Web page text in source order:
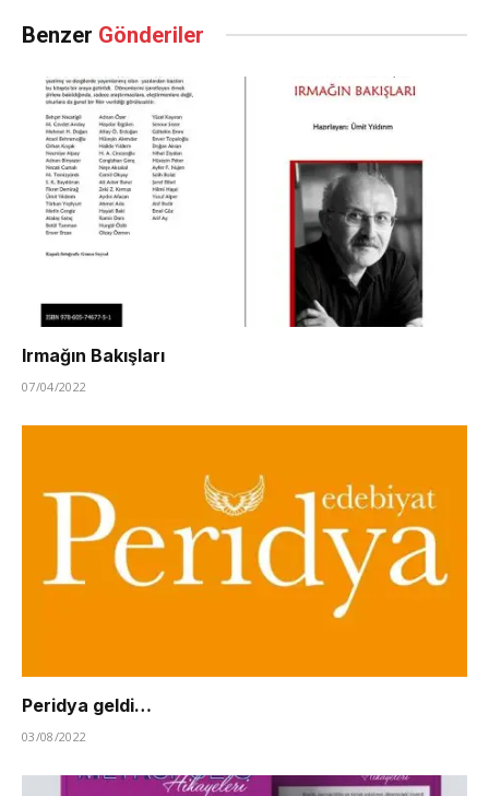
Benzer Gönderiler
Irmağın Bakışları
07/04/2022
Peridya geldi…
03/08/2022